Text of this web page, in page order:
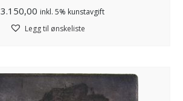
3.150,00 inkl. 5% kunstavgift
Legg til ønskeliste